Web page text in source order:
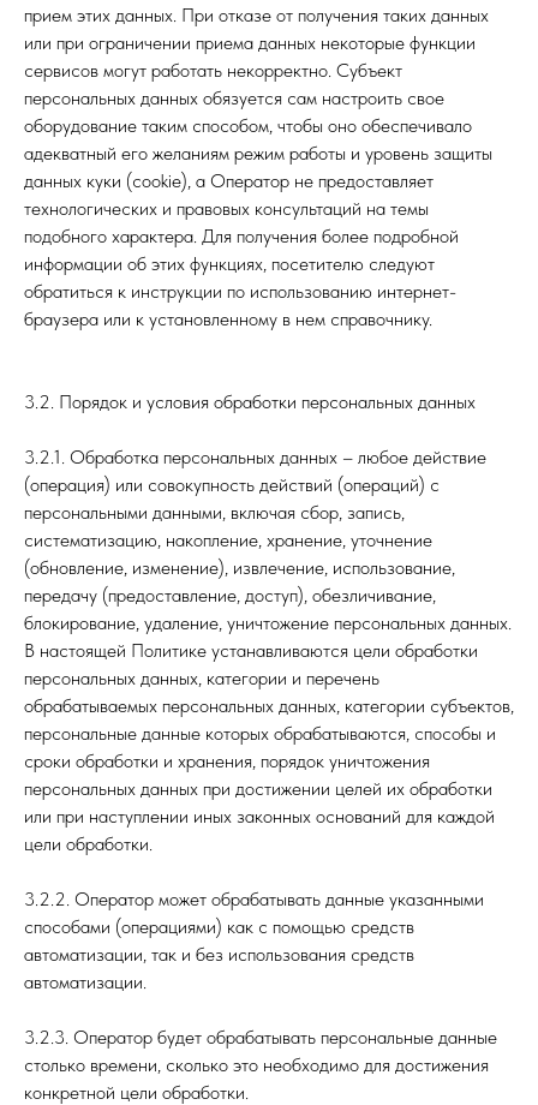
прием этих данных. При отказе от получения таких данных
или при ограничении приема данных некоторые функции
сервисов могут работать некорректно. Субъект
персональных данных обязуется сам настроить свое
оборудование таким способом, чтобы оно обеспечивало
адекватный его желаниям режим работы и уровень защиты
данных куки (cookie), а Оператор не предоставляет
технологических и правовых консультаций на темы
подобного характера. Для получения более подробной
информации об этих функциях, посетителю следуют
обратиться к инструкции по использованию интернет-
браузера или к установленному в нем справочнику.
3.2. Порядок и условия обработки персональных данных
3.2.1. Обработка персональных данных – любое действие
(операция) или совокупность действий (операций) с
персональными данными, включая сбор, запись,
систематизацию, накопление, хранение, уточнение
(обновление, изменение), извлечение, использование,
передачу (предоставление, доступ), обезличивание,
блокирование, удаление, уничтожение персональных данных.
В настоящей Политике устанавливаются цели обработки
персональных данных, категории и перечень
обрабатываемых персональных данных, категории субъектов,
персональные данные которых обрабатываются, способы и
сроки обработки и хранения, порядок уничтожения
персональных данных при достижении целей их обработки
или при наступлении иных законных оснований для каждой
цели обработки.
3.2.2. Оператор может обрабатывать данные указанными
способами (операциями) как с помощью средств
автоматизации, так и без использования средств
автоматизации.
3.2.3. Оператор будет обрабатывать персональные данные
столько времени, сколько это необходимо для достижения
конкретной цели обработки.